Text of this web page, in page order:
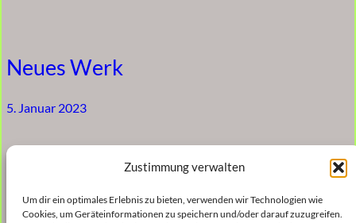
Zustimmung verwalten
Um dir ein optimales Erlebnis zu bieten, verwenden wir Technologien wie
Cookies, um Geräteinformationen zu speichern und/oder darauf zuzugreifen.
Neues Werk
5. Januar 2023